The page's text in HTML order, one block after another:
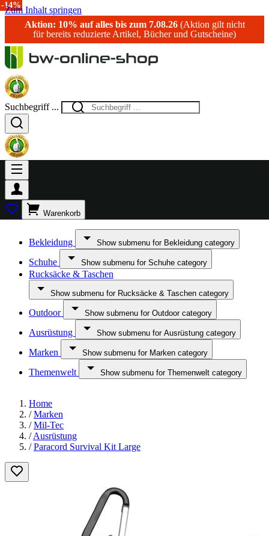
Zum Inhalt springen
Aktion: 10% auf alles bis zum 7.08.26(Aktion gilt nicht
für bereits reduzierte Artikel, Bücher und Gutscheine)
Suchbegriff ...
Warenkorb
Bekleidung Show submenu for Bekleidung category
Schuhe Show submenu for Schuhe category
Rucksäcke & Taschen
Show submenu for Rucksäcke & Taschen category
Outdoor Show submenu for Outdoor category
Ausrüstung Show submenu for Ausrüstung category
Marken Show submenu for Marken category
Themenwelt Show submenu for Themenwelt category
Home
/ Marken
/ Mil-Tec
/ Ausrüstung
/ Paracord Survival Kit Large
-14%